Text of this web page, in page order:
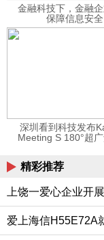
金融科技下，金融
保障信息安全
深圳看到科技发布
Meeting S 180°超
精彩推荐
上饶一爱心企业开
爱上海信H55E72A